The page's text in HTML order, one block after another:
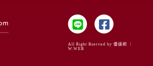
All Right Rserved by 優速網 ｜
W.WEB